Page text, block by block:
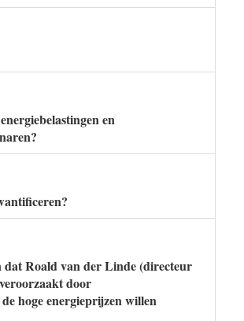
en
dat Roald van der Linde (directeur
door
hoge energieprijzen willen